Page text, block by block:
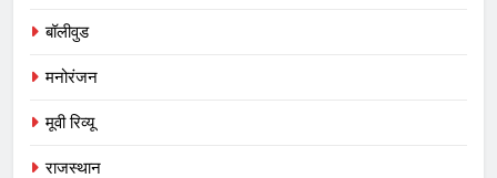
बॉलीवुड
मनोरंजन
मूवी रिव्यू
राजस्थान